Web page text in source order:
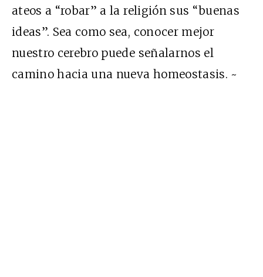
ateos a “robar” a la religión sus “buenas
ideas”. Sea como sea, conocer mejor
nuestro cerebro puede señalarnos el
camino hacia una nueva homeostasis. ~